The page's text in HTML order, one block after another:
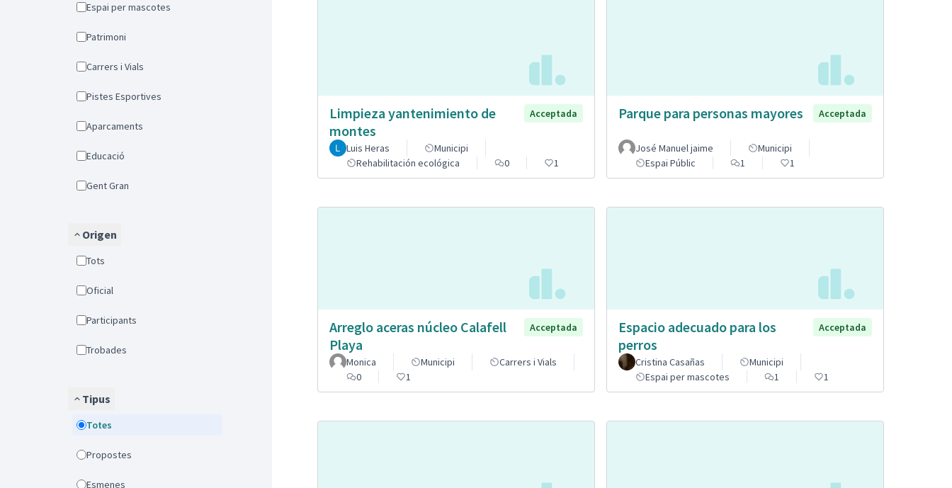
Espai per mascotes
Patrimoni
Carrers i Vials
Pistes Esportives
Aparcaments
Educació
Gent Gran
Origen
Tots
Oficial
Participants
Trobades
Tipus
Totes
Propostes
Esmenes
Limpieza yantenimiento de
montes
Acceptada
Luis Heras
Municipi
Rehabilitación ecológica
0 1
Parque para personas mayores Acceptada
José Manuel jaime
Municipi
Espai Públic
1 1
Arreglo aceras núcleo Calafell
Playa
Acceptada
Monica Municipi
Carrers i Vials
0
1
Espacio adecuado para los
perros
Acceptada
Cristina Casañas
Municipi
Espai per mascotes
1 1